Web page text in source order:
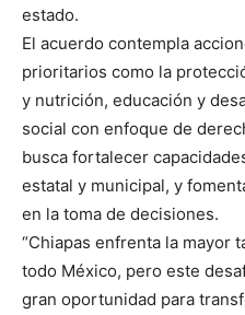
estado.
El acuerdo contempla
prioritarios como la
y nutrición, educación y
social con enfoque de
busca fortalecer
estatal y municipal, y
en la toma de decisiones.
“Chiapas enfrenta la mayor
todo México, pero este
gran oportunidad para